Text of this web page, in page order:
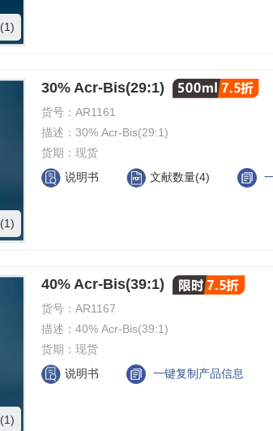
(1)
(1)
30% Acr-Bis(29:1)
货号： AR1161
描述： 30% Acr-Bis(29:1)
货期： 现货
说明书
文献数量(4)
(1)
40% Acr-Bis(39:1)
货号： AR1167
描述： 40% Acr-Bis(39:1)
货期： 现货
说明书
一键复制产品信息